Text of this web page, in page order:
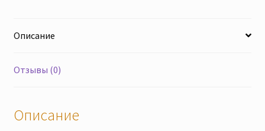
отправка
Донецка
Описание
Отзывы (0)
Описание